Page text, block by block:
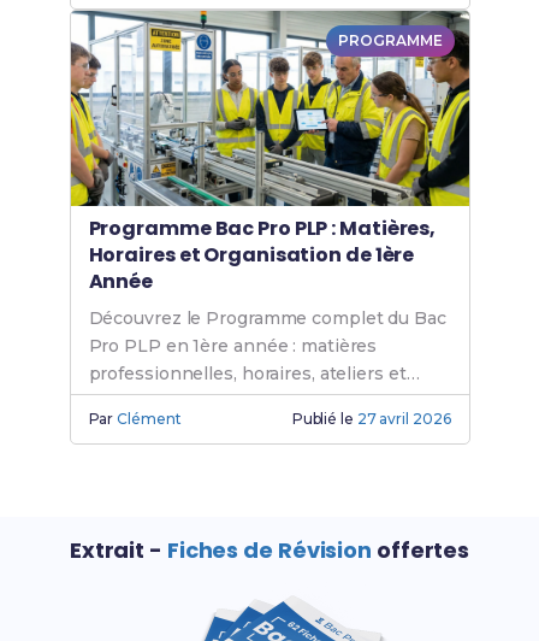
PROGRAMME
Programme Bac Pro PLP : Matières,
Horaires et Organisation de 1ère
Année
Découvrez le Programme complet du Bac
Pro PLP en 1ère année : matières
professionnelles, horaires, ateliers et
stages pour réussir.
ParClément Publié le 27 avril 2026
Extrait - Fiches de Révision offertes